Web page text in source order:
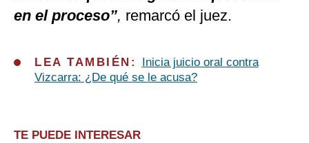
en el proceso”, remarcó el juez.
LEA TAMBIÉN:
Inicia juicio oral contra
Vizcarra: ¿De qué se le acusa?
TE PUEDE INTERESAR